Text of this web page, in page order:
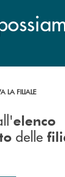
completo
LA FILIALE
elenco
delle